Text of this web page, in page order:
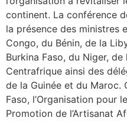
continent. La conférence
la présence des ministres
Congo, du Bénin, de la
Burkina Faso, du Niger,
Centrafrique ainsi des
de la Guinée et du Maroc.
Faso, l’Organisation pour
Promotion de l’Artisanat